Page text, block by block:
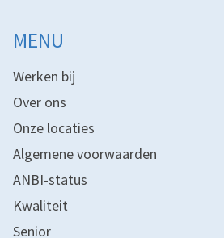
MENU
Werken bij
Over ons
Onze locaties
Algemene voorwaarden
ANBI-status
Kwaliteit
Senior